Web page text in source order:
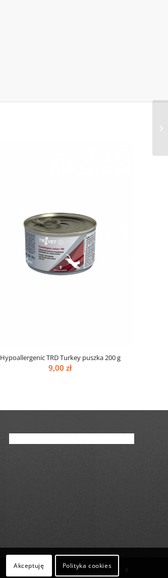
Hypoallergenic TRD Turkey puszka 200 g
9,00zł
Akceptuję Polityka cookies